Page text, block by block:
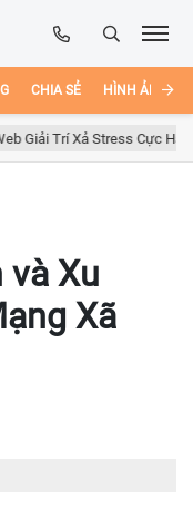
CHIA SẺ HÌNH ẢNH
Stress Cực Hay Ho Trên
và Xu
Xã